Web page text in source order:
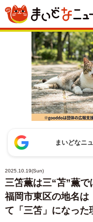
まいどなニ
2025.10.19(Sun)
三笘薫は三“苫”薫
福岡市東区の地名
て「三笘」になった